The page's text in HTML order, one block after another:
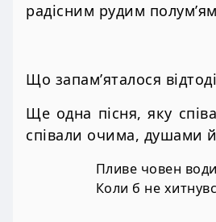
радісним рудим
Що запам’яталося
Ще одна пісня, яку
співали очима, душами
Пливе човен
Коли б не